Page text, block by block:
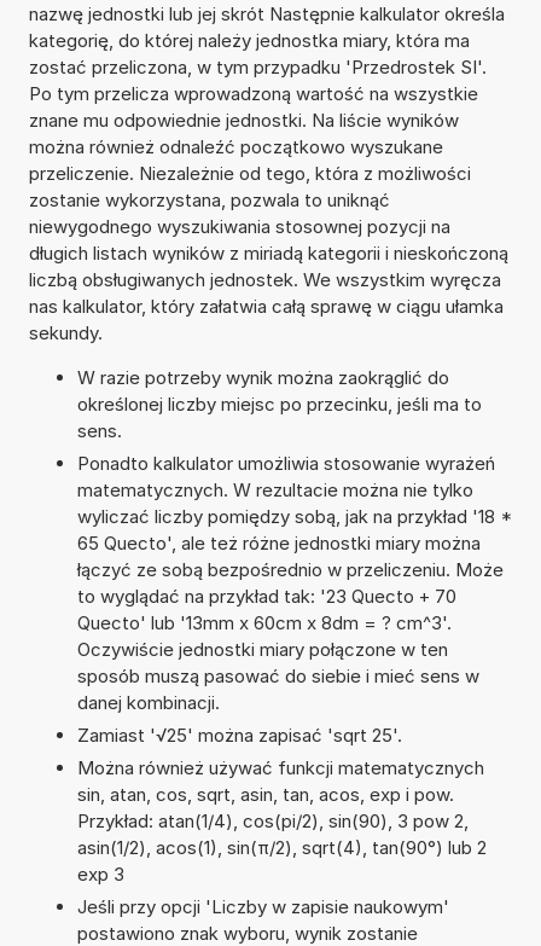
nazwę jednostki lub jej skrót Następnie kalkulator określa
kategorię, do której należy jednostka miary, która ma
zostać przeliczona, w tym przypadku 'Przedrostek SI'.
Po tym przelicza wprowadzoną wartość na wszystkie
znane mu odpowiednie jednostki. Na liście wyników
można również odnaleźć początkowo wyszukane
przeliczenie. Niezależnie od tego, która z możliwości
zostanie wykorzystana, pozwala to uniknąć
niewygodnego wyszukiwania stosownej pozycji na
długich listach wyników z miriadą kategorii i nieskończoną
liczbą obsługiwanych jednostek. We wszystkim wyręcza
nas kalkulator, który załatwia całą sprawę w ciągu ułamka
sekundy.
W razie potrzeby wynik można zaokrąglić do
określonej liczby miejsc po przecinku, jeśli ma to
sens.
Ponadto kalkulator umożliwia stosowanie wyrażeń
matematycznych. W rezultacie można nie tylko
wyliczać liczby pomiędzy sobą, jak na przykład '18 *
65 Quecto', ale też różne jednostki miary można
łączyć ze sobą bezpośrednio w przeliczeniu. Może
to wyglądać na przykład tak: '23 Quecto + 70
Quecto' lub '13mm x 60cm x 8dm = ? cm^3'.
Oczywiście jednostki miary połączone w ten
sposób muszą pasować do siebie i mieć sens w
danej kombinacji.
Zamiast '√25' można zapisać 'sqrt 25'.
Można również używać funkcji matematycznych
sin, atan, cos, sqrt, asin, tan, acos, exp i pow.
Przykład: atan(1/4), cos(pi/2), sin(90), 3 pow 2,
asin(1/2), acos(1), sin(π/2), sqrt(4), tan(90°) lub 2
exp 3
Jeśli przy opcji 'Liczby w zapisie naukowym'
postawiono znak wyboru, wynik zostanie